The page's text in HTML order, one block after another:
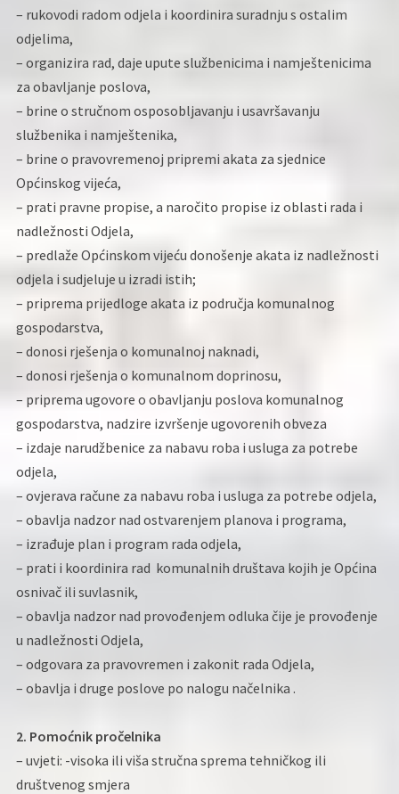
– rukovodi radom odjela i koordinira suradnju s ostalim
odjelima,
– organizira rad, daje upute službenicima i namještenicima
za obavljanje poslova,
– brine o stručnom osposobljavanju i usavršavanju
službenika i namještenika,
– brine o pravovremenoj pripremi akata za sjednice
Općinskog vijeća,
– prati pravne propise, a naročito propise iz oblasti rada i
nadležnosti Odjela,
– predlaže Općinskom vijeću donošenje akata iz nadležnosti
odjela i sudjeluje u izradi istih;
– priprema prijedloge akata iz područja komunalnog
gospodarstva,
– donosi rješenja o komunalnoj naknadi,
– donosi rješenja o komunalnom doprinosu,
– priprema ugovore o obavljanju poslova komunalnog
gospodarstva, nadzire izvršenje ugovorenih obveza
– izdaje narudžbenice za nabavu roba i usluga za potrebe
odjela,
– ovjerava račune za nabavu roba i usluga za potrebe odjela,
– obavlja nadzor nad ostvarenjem planova i programa,
– izrađuje plan i program rada odjela,
– prati i koordinira rad komunalnih društava kojih je Općina
osnivač ili suvlasnik,
– obavlja nadzor nad provođenjem odluka čije je provođenje
u nadležnosti Odjela,
– odgovara za pravovremen i zakonit rada Odjela,
– obavlja i druge poslove po nalogu načelnika .
2. Pomoćnik pročelnika
– uvjeti: -visoka ili viša stručna sprema tehničkog ili
društvenog smjera